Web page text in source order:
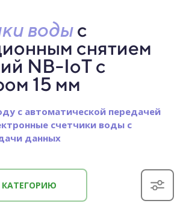
водыс
снятием
NB-IoT с
15 мм
с автоматической передачей
счетчики воды с
данных
КАТЕГОРИЮ